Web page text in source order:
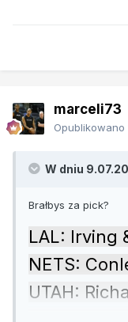
marceli73
Opublikowano
W dniu
Brałbys za pick?
LAL: Irving
NETS:
UTAH: